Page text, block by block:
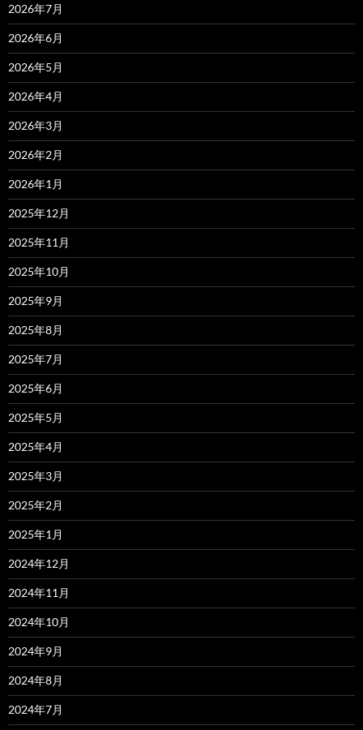
2026年7月
2026年6月
2026年5月
2026年4月
2026年3月
2026年2月
2026年1月
2025年12月
2025年11月
2025年10月
2025年9月
2025年8月
2025年7月
2025年6月
2025年5月
2025年4月
2025年3月
2025年2月
2025年1月
2024年12月
2024年11月
2024年10月
2024年9月
2024年8月
2024年7月